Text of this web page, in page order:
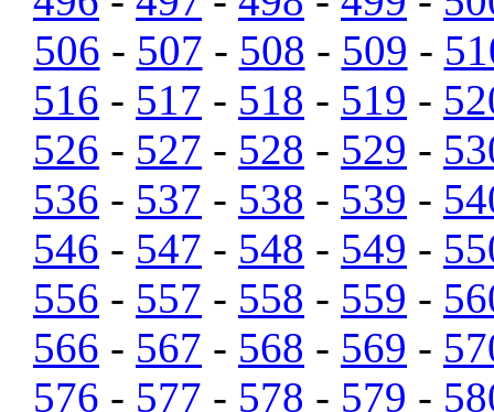
506 - 507 - 508 - 509 -
516 - 517 - 518 - 519 -
526 - 527 - 528 - 529 -
536 - 537 - 538 - 539 -
546 - 547 - 548 - 549 -
556 - 557 - 558 - 559 -
566 - 567 - 568 - 569 -
576 - 577 - 578 - 579 -